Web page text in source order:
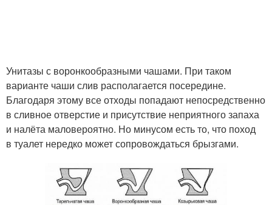
Унитазы с воронкообразными чашами. При таком
варианте чаши слив располагается посередине.
Благодаря этому все отходы попадают непосредственно
в сливное отверстие и присутствие неприятного запаха
и налёта маловероятно. Но минусом есть то, что поход
в туалет нередко может сопровождаться брызгами.